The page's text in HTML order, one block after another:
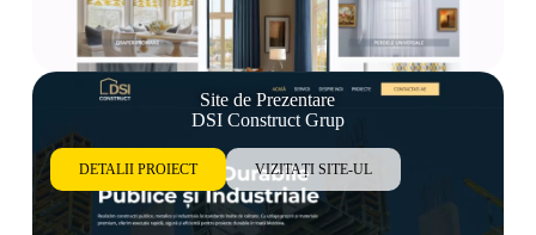
Site de Prezentare
DSI Construct Grup
DETALII PROIECT VIZITAȚI SITE-UL